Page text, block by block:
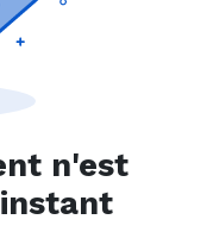
n'est